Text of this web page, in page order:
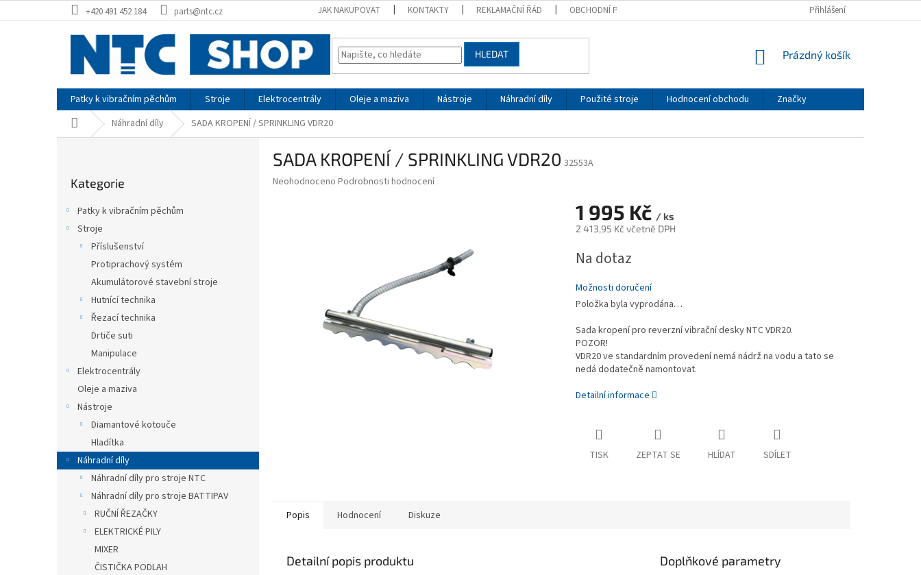
na
+420 491 452 184 parts@ntc.cz JAK NAKUPOVAT KONTAKTY REKLAMAČNÍ ŘÁD OBCHODNÍ PODMÍNKY PODMÍNKY OCHRANY OSOBNÍCH ÚDAJŮ
Přihlášení
HLEDAT
NÁKUPNÍ
Prázdný košík
Patky k vibračním pěchům Stroje Elektrocentrály Oleje a maziva Nástroje Náhradní díly Použité stroje Hodnocení obchodu
Značky
Domů Náhradní díly SADA KROPENÍ / SPRINKLING VDR20
kategorie
Kategorie
Patky k vibračním pěchům
Stroje
Příslušenství
Protiprachový systém
Akumulátorové stavební stroje
Hutnící technika
Řezací technika
Drtiče suti
Manipulace
Elektrocentrály
Oleje a maziva
Nástroje
Diamantové kotouče
Hladítka
Náhradní díly
Náhradní díly pro stroje NTC
Náhradní díly pro stroje BATTIPAV
RUČNÍ ŘEZAČKY
ELEKTRICKÉ PILY
MIXER
ČISTIČKA PODLAH
SADA KROPENÍ / SPRINKLING VDR20 32553A
Průměrné
Neohodnoceno Podrobnosti hodnocení
1 995 Kč / ks
2 413,95 Kč včetně DPH
cena:
Na dotaz
Možnosti doručení
Položka byla vyprodána…
Sada kropení pro reverzní vibrační desky NTC VDR20.
POZOR!
VDR20 ve standardním provedení nemá nádrž na vodu a tato se
nedá dodatečně namontovat.
Detailní informace
TISK ZEPTAT SE HLÍDAT SDÍLET
Popis Hodnocení Diskuze
Detailní popis produktu Doplňkové parametry